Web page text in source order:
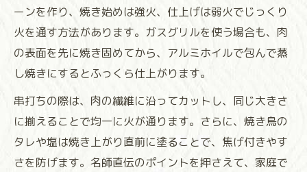
ーンを作り、焼き始めは強火、仕上げは弱火でじっくり
火を通す方法があります。ガスグリルを使う場合も、肉
の表面を先に焼き固めてから、アルミホイルで包んで蒸
し焼きにするとふっくら仕上がります。
串打ちの際は、肉の繊維に沿ってカットし、同じ大きさ
に揃えることで均一に火が通ります。さらに、焼き鳥の
タレや塩は焼き上がり直前に塗ることで、焦げ付きやす
さを防げます。名師直伝のポイントを押さえて、家庭で